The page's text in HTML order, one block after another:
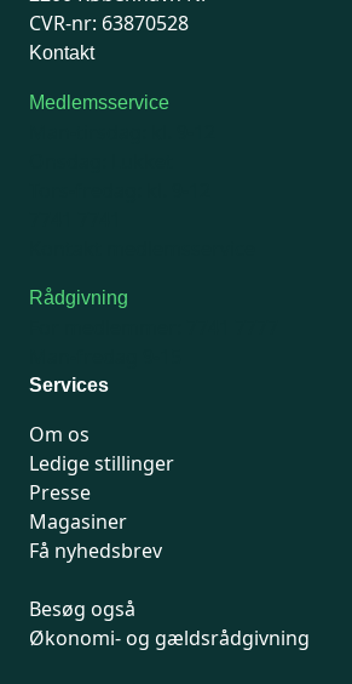
CVR-nr: 63870528
Kontakt
Medlemsservice
Rådgivning
Services
Om os
Ledige stillinger
Presse
Magasiner
Få nyhedsbrev
Besøg også
Økonomi- og gældsrådgivning